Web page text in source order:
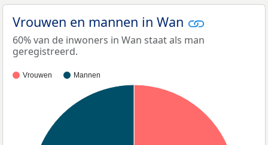
Vrouwen en mannen in Wan
60% van de inwoners in Wan staat als man
geregistreerd.
Vrouwen Mannen